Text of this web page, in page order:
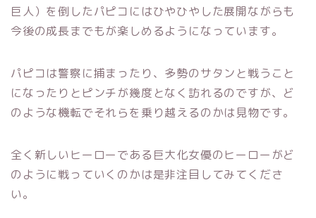
巨人）を倒したパピコにはひやひやした展開ながらも
今後の成長までもが楽しめるようになっています。
パピコは警察に捕まったり、多勢のサタンと戦うこと
になったりとピンチが幾度となく訪れるのですが、ど
のような機転でそれらを乗り越えるのかは見物です。
全く新しいヒーローである巨大化女優のヒーローがど
のように戦っていくのかは是非注目してみてくださ
い。